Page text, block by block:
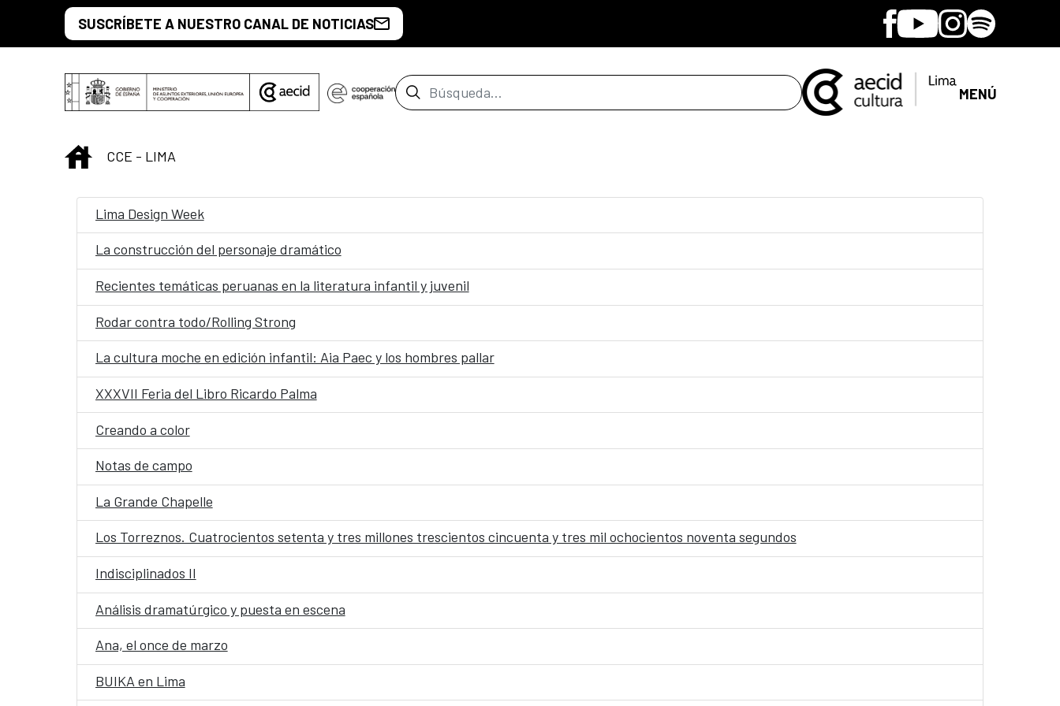
Saltar al contenido principal
SUSCRÍBETE A NUESTRO CANAL DE NOTICIAS Facebook
YoutubeInstagram
Spotify
Barra de búsqueda MENÚ
INICIO
CCE - LIMA
Lima Design Week
La construcción del personaje dramático
Recientes temáticas peruanas en la literatura infantil y juvenil
Rodar contra todo/Rolling Strong
La cultura moche en edición infantil: Aia Paec y los hombres pallar
XXXVII Feria del Libro Ricardo Palma
Creando a color
Notas de campo
La Grande Chapelle
Los Torreznos. Cuatrocientos setenta y tres millones trescientos cincuenta y tres mil ochocientos noventa segundos
Indisciplinados II
Análisis dramatúrgico y puesta en escena
Ana, el once de marzo
BUIKA en Lima